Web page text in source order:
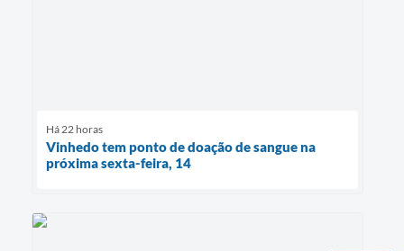
Há 22 horas
Vinhedo tem ponto de doação de sangue na
próxima sexta-feira, 14